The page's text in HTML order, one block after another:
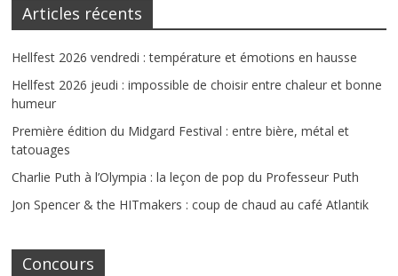
Articles récents
Hellfest 2026 vendredi : température et émotions en hausse
Hellfest 2026 jeudi : impossible de choisir entre chaleur et bonne
humeur
Première édition du Midgard Festival : entre bière, métal et
tatouages
Charlie Puth à l’Olympia : la leçon de pop du Professeur Puth
Jon Spencer & the HITmakers : coup de chaud au café Atlantik
Concours